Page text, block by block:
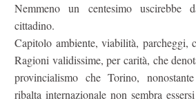
Nemmeno un centesimo uscirebbe
cittadino.
Capitolo ambiente, viabilità, parcheggi,
Ragioni validissime, per carità, che
provincialismo che Torino,
ribalta internazionale non sembra